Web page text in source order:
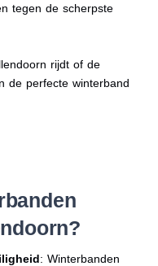
tegen de scherpste
rijdt of de
de perfecte winterband
: Winterbanden